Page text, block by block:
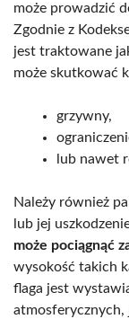
może prowadzić
Zgodnie z
jest traktowane
może skutkować
grzywny,
lub nawet
Należy również
lub jej
może pociągnąć
wysokość takich
flaga jest
atmosferycznych,